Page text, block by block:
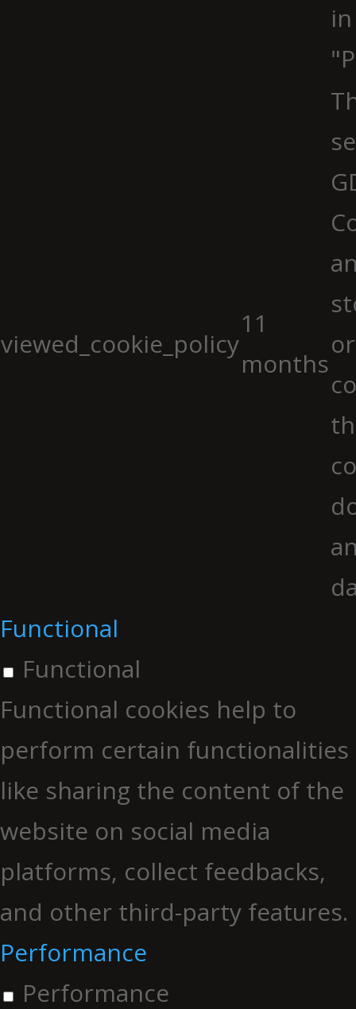
viewed_cookie_policy
11
months
Functional
Functional
Functional cookies help to
perform certain functionalities
like sharing the content of the
website on social media
platforms, collect feedbacks,
and other third-party features.
Performance
Performance